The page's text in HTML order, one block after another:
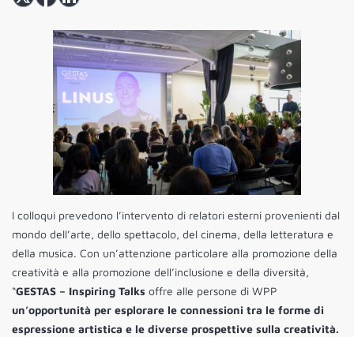
I colloqui prevedono l’intervento di relatori esterni provenienti dal
mondo dell’arte, dello spettacolo, del cinema, della letteratura e
della musica. Con un’attenzione particolare alla promozione della
creatività e alla promozione dell’inclusione e della diversità,
“GESTAS – Inspiring Talks offre alle persone di WPP
un’opportunità per esplorare le connessioni tra le forme di
espressione artistica e le diverse prospettive sulla creatività.